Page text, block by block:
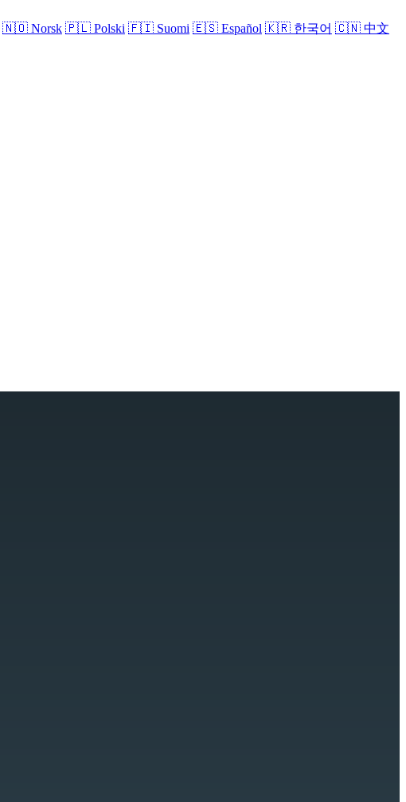
🇳🇴 Norsk 🇵🇱 Polski 🇫🇮 Suomi 🇪🇸 Español 🇰🇷 한국어 🇨🇳 中文